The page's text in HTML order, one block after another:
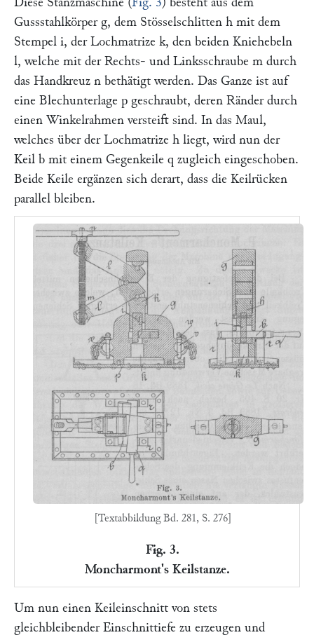
Gussstahlkörper g, dem Stösselschlitten h mit dem
Stempel i, der Lochmatrize k, den beiden Kniehebeln
l, welche mit der Rechts- und Linksschraube m durch
das Handkreuz n bethätigt werden. Das Ganze ist auf
eine Blechunterlage p geschraubt, deren Ränder durch
einen Winkelrahmen versteift sind. In das Maul,
welches über der Lochmatrize h liegt, wird nun der
Keil b mit einem Gegenkeile q zugleich eingeschoben.
Beide Keile ergänzen sich derart, dass die Keilrücken
parallel bleiben.
[Textabbildung Bd. 281, S. 276]
Fig. 3.
Moncharmont's Keilstanze.
Um nun einen Keileinschnitt von stets
gleichbleibender Einschnittiefe zu erzeugen und